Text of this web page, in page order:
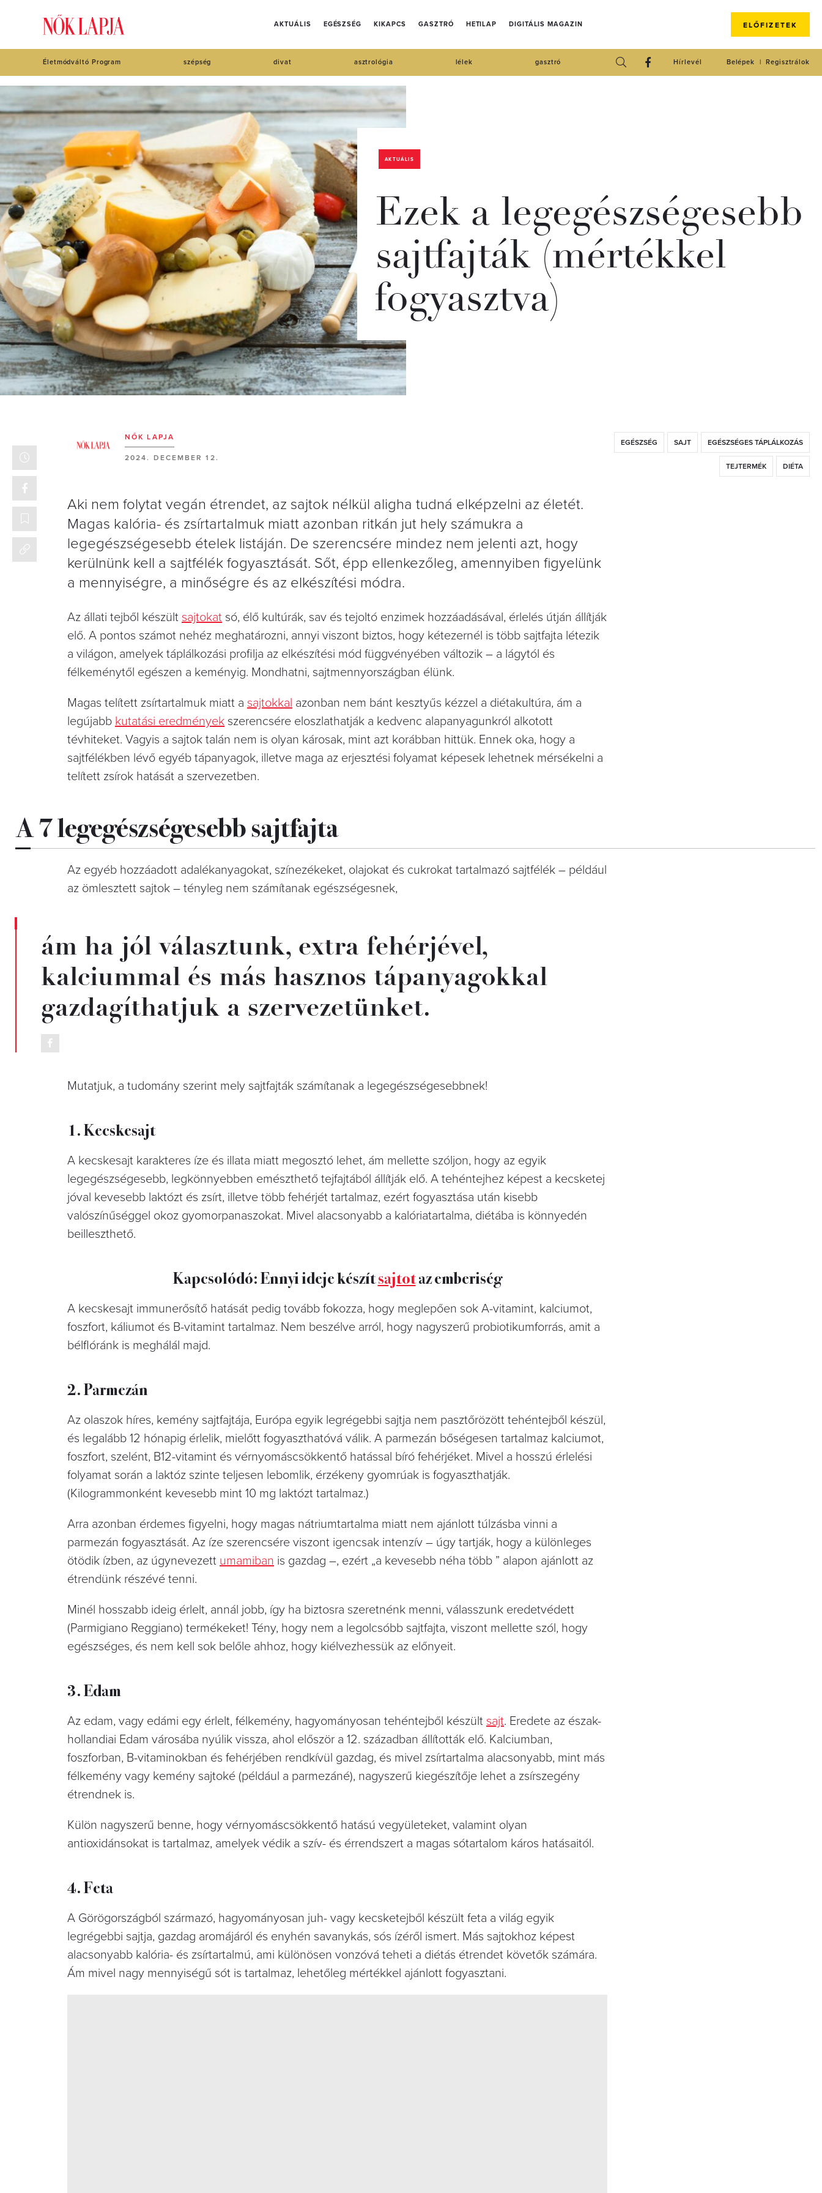
AKTUÁLIS EGÉSZSÉG KIKAPCS GASZTRÓ HETILAP DIGITÁLIS MAGAZIN ELŐFIZETEK
Életmódváltó Program szépség divat asztrológia lélek gasztró Regisztrálok
Belépek
Hírlevél
AKTUÁLIS
Ezek a legegészségesebb
sajtfajták (mértékkel
fogyasztva)
NŐK LAPJA
2024. DECEMBER 12.
EGÉSZSÉG SAJT EGÉSZSÉGES TÁPLÁLKOZÁS
TEJTERMÉK DIÉTA
Aki nem folytat vegán étrendet, az sajtok nélkül aligha tudná elképzelni az életét.
Magas kalória- és zsírtartalmuk miatt azonban ritkán jut hely számukra a
legegészségesebb ételek listáján. De szerencsére mindez nem jelenti azt, hogy
kerülnünk kell a sajtfélék fogyasztását. Sőt, épp ellenkezőleg, amennyiben figyelünk
a mennyiségre, a minőségre és az elkészítési módra.
Az állati tejből készült sajtokat só, élő kultúrák, sav és tejoltó enzimek hozzáadásával, érlelés útján állítják
elő. A pontos számot nehéz meghatározni, annyi viszont biztos, hogy kétezernél is több sajtfajta létezik
a világon, amelyek táplálkozási profilja az elkészítési mód függvényében változik – a lágytól és
félkeménytől egészen a keményig. Mondhatni, sajtmennyországban élünk.
Magas telített zsírtartalmuk miatt a sajtokkal azonban nem bánt kesztyűs kézzel a diétakultúra, ám a
legújabb kutatási eredmények szerencsére eloszlathatják a kedvenc alapanyagunkról alkotott
tévhiteket. Vagyis a sajtok talán nem is olyan károsak, mint azt korábban hittük. Ennek oka, hogy a
sajtfélékben lévő egyéb tápanyagok, illetve maga az erjesztési folyamat képesek lehetnek mérsékelni a
telített zsírok hatását a szervezetben.
A 7 legegészségesebb sajtfajta
Az egyéb hozzáadott adalékanyagokat, színezékeket, olajokat és cukrokat tartalmazó sajtfélék – például
az ömlesztett sajtok – tényleg nem számítanak egészségesnek,
ám ha jól választunk, extra fehérjével,
kalciummal és más hasznos tápanyagokkal
gazdagíthatjuk a szervezetünket.
Mutatjuk, a tudomány szerint mely sajtfajták számítanak a legegészségesebbnek!
1. Kecskesajt
A kecskesajt karakteres íze és illata miatt megosztó lehet, ám mellette szóljon, hogy az egyik
legegészségesebb, legkönnyebben emészthető tejfajtából állítják elő. A tehéntejhez képest a kecsketej
jóval kevesebb laktózt és zsírt, illetve több fehérjét tartalmaz, ezért fogyasztása után kisebb
valószínűséggel okoz gyomorpanaszokat. Mivel alacsonyabb a kalóriatartalma, diétába is könnyedén
beilleszthető.
Kapcsolódó: Ennyi ideje készítsajtotaz emberiség
A kecskesajt immunerősítő hatását pedig tovább fokozza, hogy meglepően sok A-vitamint, kalciumot,
foszfort, káliumot és B-vitamint tartalmaz. Nem beszélve arról, hogy nagyszerű probiotikumforrás, amit a
bélflóránk is meghálál majd.
2. Parmezán
Az olaszok híres, kemény sajtfajtája, Európa egyik legrégebbi sajtja nem pasztőrözött tehéntejből készül,
és legalább 12 hónapig érlelik, mielőtt fogyaszthatóvá válik. A parmezán bőségesen tartalmaz kalciumot,
foszfort, szelént, B12-vitamint és vérnyomáscsökkentő hatással bíró fehérjéket. Mivel a hosszú érlelési
folyamat során a laktóz szinte teljesen lebomlik, érzékeny gyomrúak is fogyaszthatják.
(Kilogrammonként kevesebb mint 10 mg laktózt tartalmaz.)
Arra azonban érdemes figyelni, hogy magas nátriumtartalma miatt nem ajánlott túlzásba vinni a
parmezán fogyasztását. Az íze szerencsére viszont igencsak intenzív – úgy tartják, hogy a különleges
ötödik ízben, az úgynevezett umamiban is gazdag –, ezért „a kevesebb néha több ” alapon ajánlott az
étrendünk részévé tenni.
Minél hosszabb ideig érlelt, annál jobb, így ha biztosra szeretnénk menni, válasszunk eredetvédett
(Parmigiano Reggiano) termékeket! Tény, hogy nem a legolcsóbb sajtfajta, viszont mellette szól, hogy
egészséges, és nem kell sok belőle ahhoz, hogy kiélvezhessük az előnyeit.
3. Edam
Az edam, vagy edámi egy érlelt, félkemény, hagyományosan tehéntejből készült sajt. Eredete az észak-
hollandiai Edam városába nyúlik vissza, ahol először a 12. században állították elő. Kalciumban,
foszforban, B-vitaminokban és fehérjében rendkívül gazdag, és mivel zsírtartalma alacsonyabb, mint más
félkemény vagy kemény sajtoké (például a parmezáné), nagyszerű kiegészítője lehet a zsírszegény
étrendnek is.
Külön nagyszerű benne, hogy vérnyomáscsökkentő hatású vegyületeket, valamint olyan
antioxidánsokat is tartalmaz, amelyek védik a szív- és érrendszert a magas sótartalom káros hatásaitól.
4. Feta
A Görögországból származó, hagyományosan juh- vagy kecsketejből készült feta a világ egyik
legrégebbi sajtja, gazdag aromájáról és enyhén savanykás, sós ízéről ismert. Más sajtokhoz képest
alacsonyabb kalória- és zsírtartalmú, ami különösen vonzóvá teheti a diétás étrendet követők számára.
Ám mivel nagy mennyiségű sót is tartalmaz, lehetőleg mértékkel ajánlott fogyasztani.